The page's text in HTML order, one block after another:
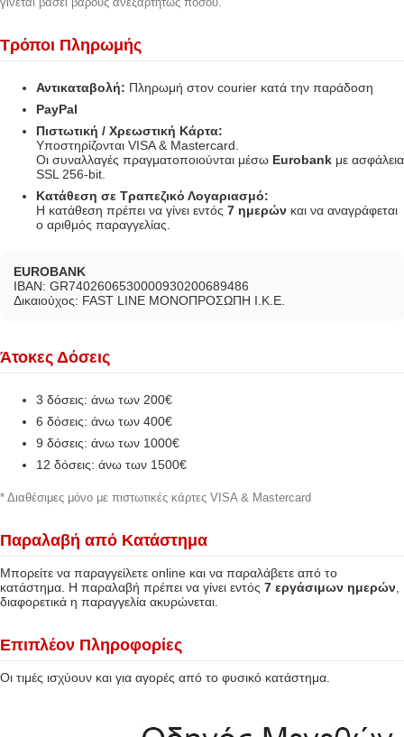
Τρόποι Πληρωμής
Αντικαταβολή: Πληρωμή στον courier κατά την παράδοση
PayPal
Πιστωτική / Χρεωστική Κάρτα:
Υποστηρίζονται VISA & Mastercard.
Οι συναλλαγές πραγματοποιούνται μέσω Eurobank με ασφάλεια
SSL 256-bit.
Κατάθεση σε Τραπεζικό Λογαριασμό:
Η κατάθεση πρέπει να γίνει εντός 7 ημερών και να αναγράφεται
ο αριθμός παραγγελίας.
EUROBANK
IBAN: GR7402606530000930200689486
Δικαιούχος: FAST LINE ΜΟΝΟΠΡΟΣΩΠΗ Ι.Κ.Ε.
Άτοκες Δόσεις
3 δόσεις: άνω των 200€
6 δόσεις: άνω των 400€
9 δόσεις: άνω των 1000€
12 δόσεις: άνω των 1500€
* Διαθέσιμες μόνο με πιστωτικές κάρτες VISA & Mastercard
Παραλαβή από Κατάστημα
Μπορείτε να παραγγείλετε online και να παραλάβετε από το
κατάστημα. Η παραλαβή πρέπει να γίνει εντός 7 εργάσιμων ημερών
διαφορετικά η παραγγελία ακυρώνεται.
Επιπλέον Πληροφορίες
Οι τιμές ισχύουν και για αγορές από το φυσικό κατάστημα.